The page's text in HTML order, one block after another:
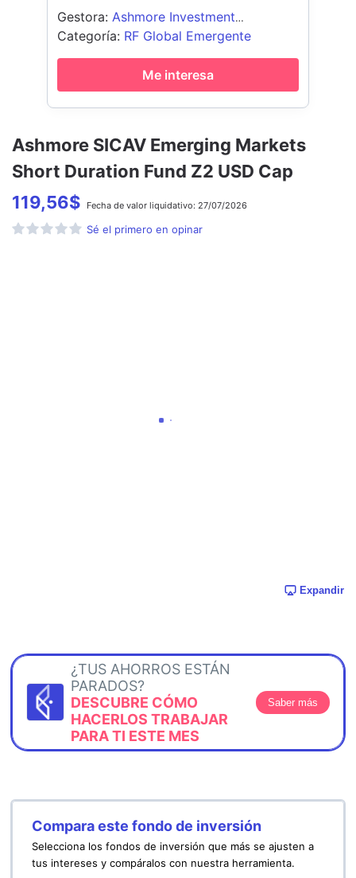
Ashmore SICAV Emerging Markets
Short Duration Fund Z2 USD Cap
119,56$ Fecha de valor liquidativo: 27/07/2026
Sé el primero en opinar
Expandir
¿TUS AHORROS ESTÁN
PARADOS?
DESCUBRE CÓMO
HACERLOS TRABAJAR
PARA TI ESTE MES
Saber más
Compara este fondo de inversión
Selecciona los fondos de inversión que más se ajusten a
tus intereses y compáralos con nuestra herramienta.
Gestora: Ashmore Investment
Management (Ireland) Limited
Categoría: RF Global Emergente
Me interesa